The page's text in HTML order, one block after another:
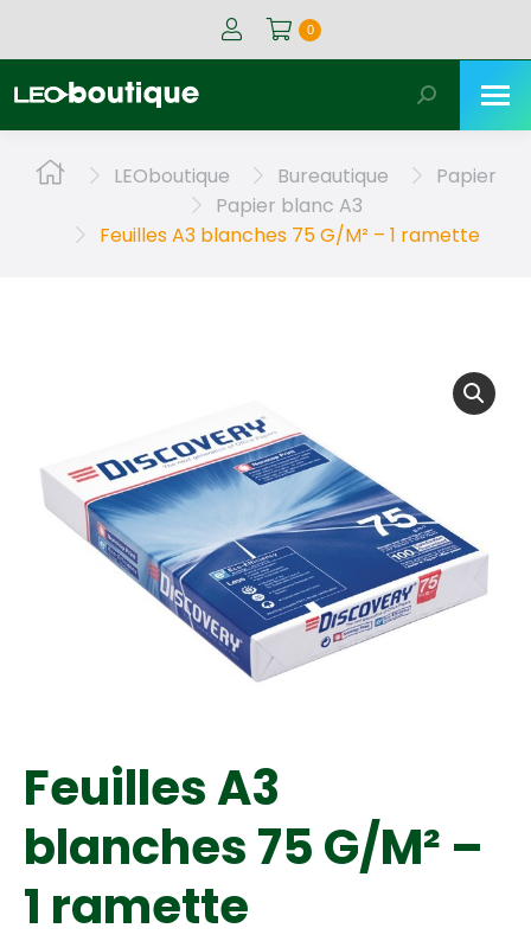
0
Recherche
:
Vous êtes ici :LEOboutique Bureautique
Papier
Papier blanc A3
Feuilles A3 blanches 75 G/M² – 1 ramette
Feuilles A3
blanches 75 G/M² –
1 ramette